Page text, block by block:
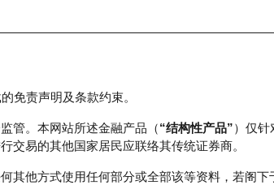
轮证教室
免责声明及条款约束。
管。本网站所述金融产品（“结构性产品”）仅针
交易的其他国家居民应联络其传统证券商。
其他方式使用任何部分或全部该等资料，若阁